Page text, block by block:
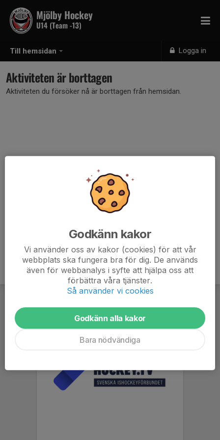
Till hemsidan Logga in
Mjölby Hockey
U14 (Team -13)
Aktiviteten är borttagen
Aktiviteten du försöker nå är borttagen från hemsidan.
Godkänn kakor
Vi använder oss av kakor (cookies) för att vår
webbplats ska fungera bra för dig. De används
även för webbanalys i syfte att hjälpa oss att
förbättra våra tjänster.
Så använder vi cookies
Godkänn alla kakor
Bara nödvändiga